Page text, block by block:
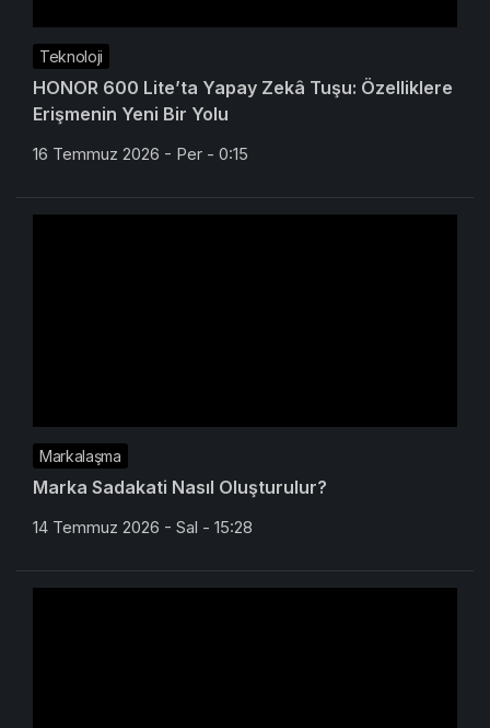
Teknoloji
HONOR 600 Lite’ta Yapay Zekâ Tuşu: Özelliklere
Erişmenin Yeni Bir Yolu
16 Temmuz 2026 - Per - 0:15
Markalaşma
Marka Sadakati Nasıl Oluşturulur?
14 Temmuz 2026 - Sal - 15:28